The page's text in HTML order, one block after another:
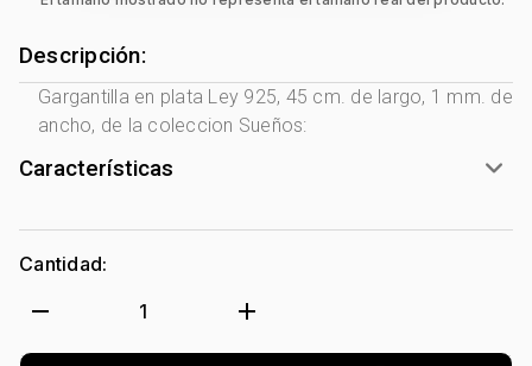
Descripción:
Gargantilla en plata Ley 925, 45 cm. de largo, 1 mm. de
ancho, de la coleccion Sueños:
Características
Género: Mujer
Tono Metal:
Metal: Plata Ley 925
Diseño
Tipo de terminado: Liso
Cantidad:
remove 1 add